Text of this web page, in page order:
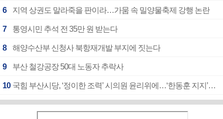
6 지역 상권도 말라죽을 판이라…가뭄 속 밀양물축제 강행 논란
7 통영시민 추석 전 35만 원 받는다
8 해양수산부 신청사 북항재개발 부지에 짓는다
9 부산 철강공장 50대 노동자 추락사
10 국힘 부산시당, ‘정이한 조력’ 시의원 윤리위에…‘한동훈 지지’도 신고접수